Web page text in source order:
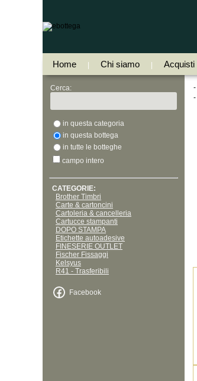
Home Chi siamo Acquisti
Cerca:
in questa categoria
in questa bottega
in tutte le botteghe
campo intero
CATEGORIE:
Brother Timbri
Carte & cartoncini
Cartoleria & cancelleria
Cartucce stampanti
DOPO STAMPA
Etichette autoadesive
FINESERIE OUTLET
Fischer Fissaggi
Kelsyus
R41 - Trasferibili
Facebook
-
-